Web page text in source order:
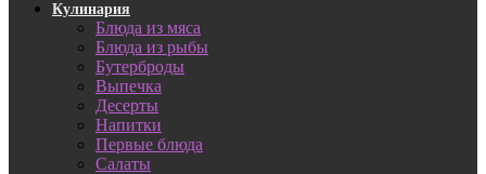
Кулинария
Блюда из мяса
Блюда из рыбы
Бутерброды
Выпечка
Десерты
Напитки
Первые блюда
Салаты